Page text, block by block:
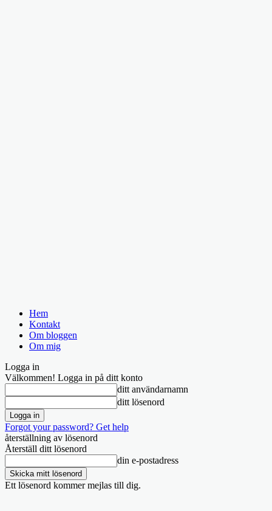
Hem
Kontakt
Om bloggen
Om mig
Logga in
Välkommen! Logga in på ditt konto
ditt användarnamn
ditt lösenord
Forgot your password? Get help
återställning av lösenord
Återställ ditt lösenord
din e-postadress
Ett lösenord kommer mejlas till dig.